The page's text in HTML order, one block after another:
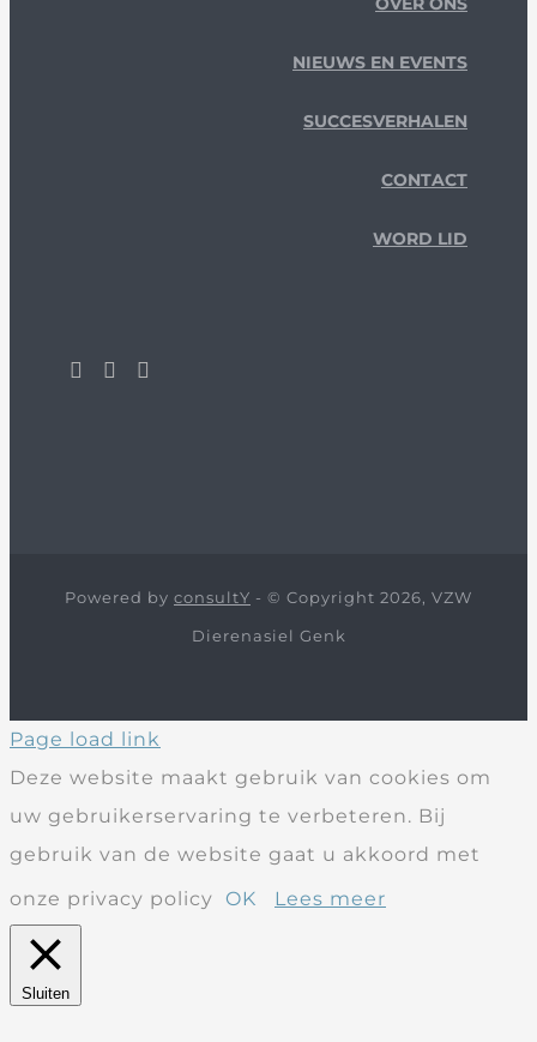
NIEUWS EN EVENTS
SUCCESVERHALEN
CONTACT
WORD LID
Powered by consultY - © Copyright 2026, VZW
Dierenasiel Genk
Page load link
Deze website maakt gebruik van cookies om
uw gebruikerservaring te verbeteren. Bij
gebruik van de website gaat u akkoord met
onze privacy policy
OK Lees meer
Sluiten